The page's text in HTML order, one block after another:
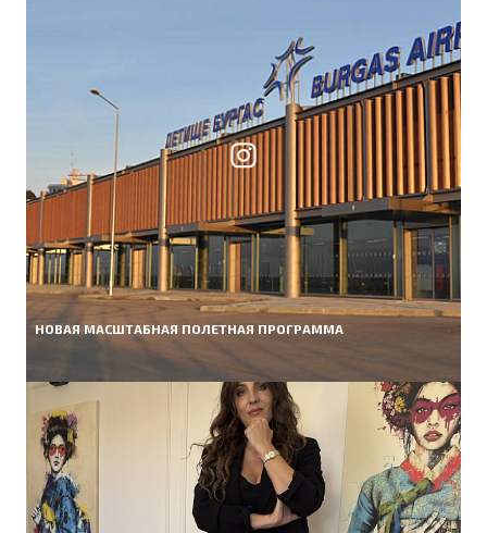
НОВАЯ МАСШТАБНАЯ ПОЛЕТНАЯ ПРОГРАММА